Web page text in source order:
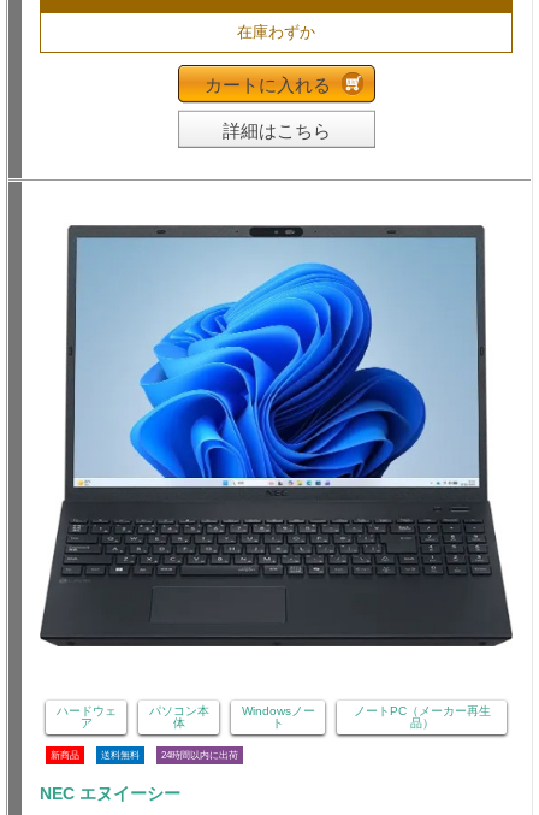
在庫わずか
カートに入れる
詳細はこちら
ハードウェ
ア
パソコン本
体
Windowsノー
ト
ノートPC（メーカー再生
品）
新商品 送料無料 24時間以内に出荷
NEC エヌイーシー